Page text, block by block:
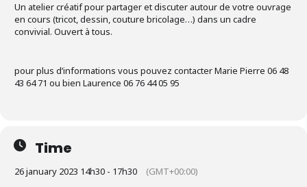
Un atelier créatif pour partager et discuter autour de votre ouvrage
en cours (tricot, dessin, couture bricolage…) dans un cadre
convivial. Ouvert à tous.
pour plus d’informations vous pouvez contacter Marie Pierre 06 48
43 64 71 ou bien Laurence 06 76 44 05 95
Time
26 january 2023 14h30 - 17h30 (GMT+00:00)